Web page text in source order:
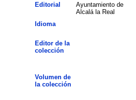
Editorial
Ayuntamiento de
Alcalá la Real
Idioma
Editor de la
colección
Volumen de
la colección